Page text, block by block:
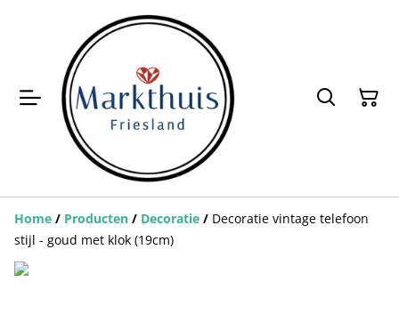
Home / Producten / Decoratie / Decoratie vintage telefoon
stijl - goud met klok (19cm)